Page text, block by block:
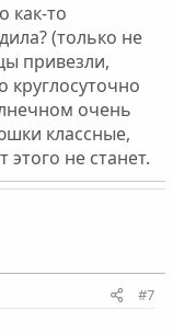
как-то
(только не
привезли,
круглосуточно
очень
классные,
не станет.
#7